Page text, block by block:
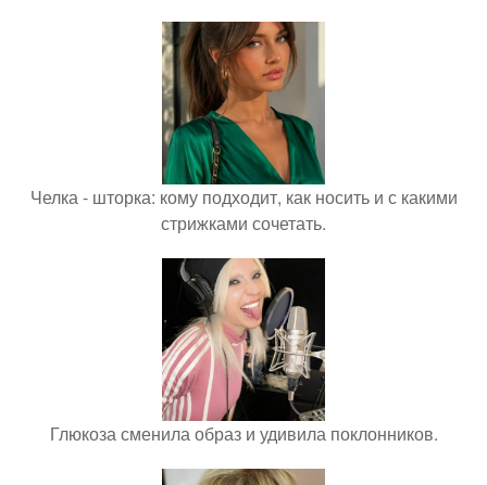
Челка - шторка: кому подходит, как носить и с какими
стрижками сочетать.
Глюкоза сменила образ и удивила поклонников.